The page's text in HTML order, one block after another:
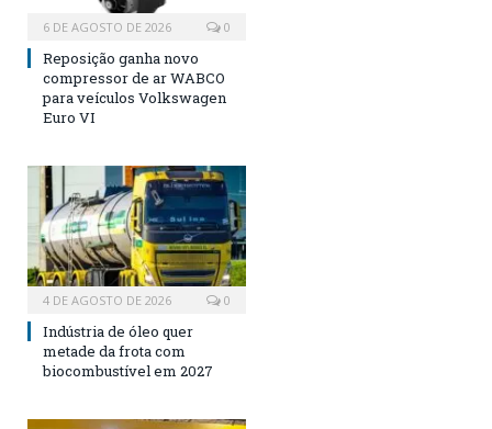
6 DE AGOSTO DE 2026 0
Reposição ganha novo
compressor de ar WABCO
para veículos Volkswagen
Euro VI
4 DE AGOSTO DE 2026 0
Indústria de óleo quer
metade da frota com
biocombustível em 2027